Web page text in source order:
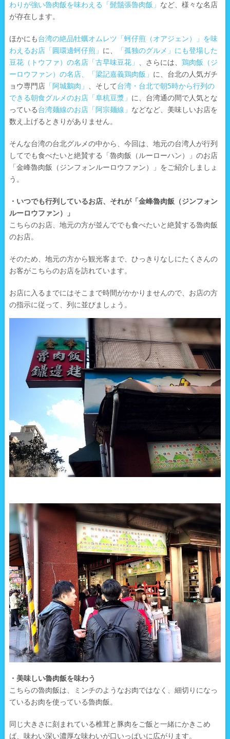
わりが強い魯肉飯を味わえる「髭鬚張魯肉飯」 など、様々な名店
が存在します。
ほかにも台湾の絶品牡蠣オムレツ「蚵仔煎（オアジェン）」を味
わえるお店「圓環邊蚵仔煎」 に、
「孤独のグルメ」にも登場した
豆花（トウファ）の名店「古早味豆花」
、さらには、 鶏肉飯（ジ
ーロウファン）の名店、「梁記嘉義鶏肉飯」 に、台北の人気ガチ
ョウ専門店「阿城鵝肉」 、そして台湾・台北で朝5時から行列の
できる朝食グルメのお店「阜杭豆漿」 に、台湾通の間で人気とな
っている台湾麺線のお店「阿宗麺線」 などなど、美味しいお店を
数え上げるときりがありません。
そんな台湾の台北グルメの中から、今回は、地元の台湾人が行列
してでも食べたいと絶賛する「魯肉飯（ルーローハン）」のお店
「金峰魯肉飯（ジンフォンルーロウファン）」をご紹介しましょ
う。
・いつでも行列しているお店、それが「金峰魯肉飯（ジンフォン
ルーロウファン）」
こちらのお店、地元の方が並んででも食べたいと絶賛する魯肉飯
のお店。
そのため、地元の方から観光客まで、ひっきりなしにたくさんの
お客がこちらのお店を訪れています。
お店に入るまでにはそこまで時間がかかりませんので、お店の方
の指示に従って、列に並びましょう。
・美味しい魯肉飯を味わう
こちらの魯肉飯は、ミンチのようなお肉ではなく、細切りになっ
ているお肉を使っている魯肉飯。
同じ大きさに刻まれている椎茸と豚肉をご飯と一緒にかきこめ
ば、味わい深い濃厚な味わいが口いっぱいに広がります。